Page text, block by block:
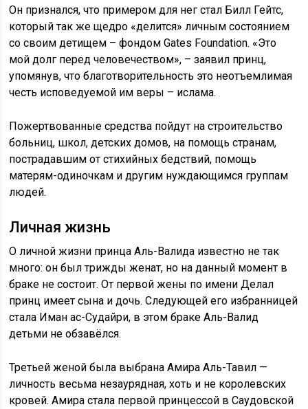
Он признался, что примером для нег стал Билл Гейтс,
который так же щедро «делится» личным состоянием
со своим детищем – фондом Gates Foundation. «Это
мой долг перед человечеством», – заявил принц,
упомянув, что благотворительность это неотъемлимая
честь исповедуемой им веры – ислама.
Пожертвованные средства пойдут на строительство
больниц, школ, детских домов, на помощь странам,
пострадавшим от стихийных бедствий, помощь
матерям-одиночкам и другим нуждающимся группам
людей.
Личная жизнь
О личной жизни принца Аль-Валида известно не так
много: он был трижды женат, но на данный момент в
браке не состоит. От первой жены по имени Делал
принц имеет сына и дочь. Следующей его избранницей
стала Иман ас-Судайри, в этом браке Аль-Валид
детьми не обзавёлся.
Третьей женой была выбрана Амира Аль-Тавил —
личность весьма незаурядная, хоть и не королевских
кровей. Амира стала первой принцессой в Саудовской